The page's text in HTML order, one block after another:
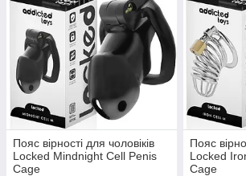
Пояс вірності для чоловіків
Locked Mindnight Cell Penis
Cage
Пояс
Locked
Cage